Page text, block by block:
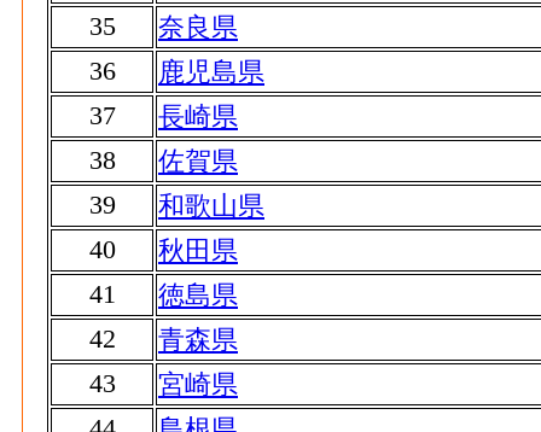
35
奈良県
36
鹿児島県
37
長崎県
38
佐賀県
39
和歌山県
40
秋田県
41
徳島県
42
青森県
43
宮崎県